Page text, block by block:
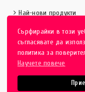
Сърфирайки в този
съгласявате да
политика за
Научете повече
Най-нови продукти
Отличени продукти
HobbyEver.com